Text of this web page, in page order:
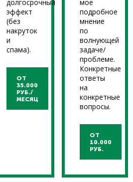
долгосрочный
эффект
(без
накруток
и
спама).
ОТ
35.000
РУБ./
МЕСЯЦ
мое
подробное
мнение
по
волнующей
задаче/
проблеме.
Конкретные
ответы
на
конкретные
вопросы.
ОТ
10.000
РУБ.